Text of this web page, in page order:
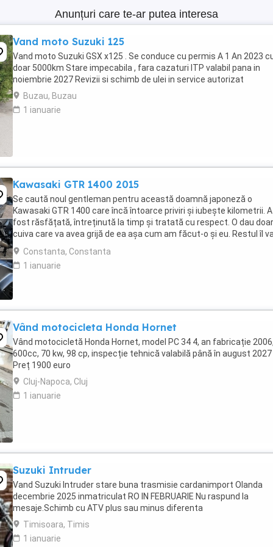
Anunțuri care te-ar putea interesa
Vand moto Suzuki 125
Vand moto Suzuki GSX x125 . Se conduce cu permis A 1 An 2023
doar 5000km Stare impecabila , fara cazaturi ITP valabil pana in
noiembrie 2027 Revizii si schimb de ulei in service autorizat
Buzau, Buzau
1 ianuarie
Kawasaki GTR 1400 2015
Se caută noul gentleman pentru această doamnă japoneză o
Kawasaki GTR 1400 care încă întoarce priviri și iubește kilometrii. A
fost răsfățată, întreținută la timp și tratată cu respect. O dau doar
cuiva care va avea grijă de ea așa cum am făcut-o și eu. Restul îl
convinge ea la prima cheie. Vă ...
Constanta, Constanta
1 ianuarie
Vând motocicleta Honda Hornet
Vând motocicletă Honda Hornet, model PC 34 4, an fabricație
600cc, 70 kw, 98 cp, inspecție tehnică valabilă până în august 2027
Preț 1900 euro
Cluj-Napoca, Cluj
1 ianuarie
Suzuki Intruder
Vand Suzuki Intruder stare buna trasmisie cardanimport Olanda
decembrie 2025 inmatriculat RO IN FEBRUARIE Nu raspund la
mesaje.Schimb cu ATV plus sau minus diferenta
Timisoara, Timis
1 ianuarie